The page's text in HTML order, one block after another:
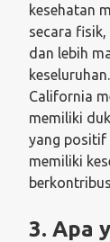
kesehatan
secara
dan lebih
California
memiliki
yang positif
memiliki
3. Apa